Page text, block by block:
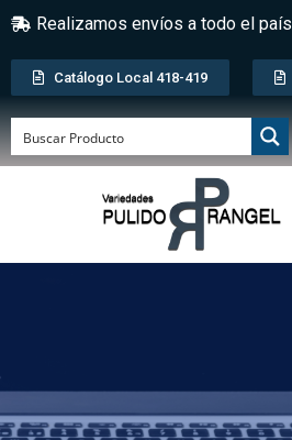
Realizamos envíos a todo el país
Catálogo Local 418-419